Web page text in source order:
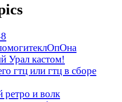
Урал кастом!
гтц или гтц в сборе
ретро и волк